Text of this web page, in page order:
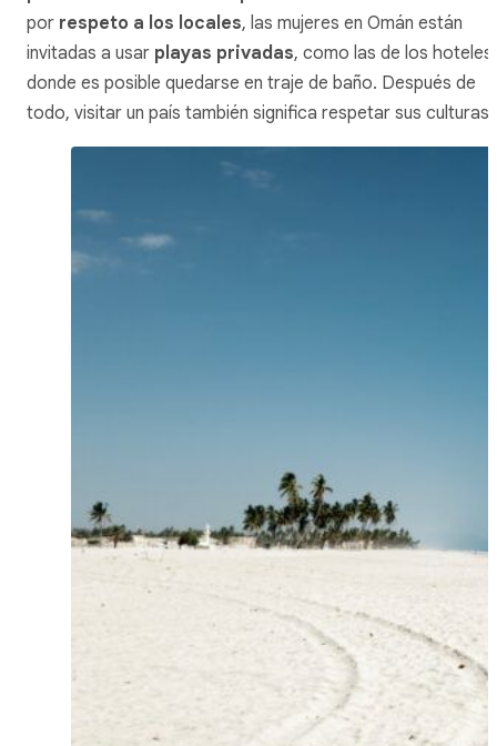
por respeto a los locales, las mujeres en Omán están
invitadas a usar playas privadas, como las de los hoteles,
donde es posible quedarse en traje de baño. Después de
todo, visitar un país también significa respetar sus culturas.